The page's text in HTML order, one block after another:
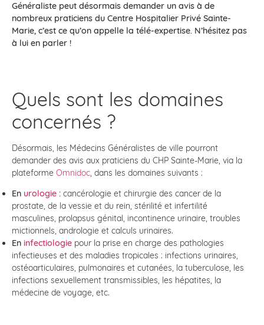
Généraliste peut désormais demander un avis à de
nombreux praticiens du Centre Hospitalier Privé Sainte-
Marie, c’est ce qu’on appelle la télé-expertise. N’hésitez pas
à lui en parler !
Quels sont les domaines
concernés ?
Désormais, les Médecins Généralistes de ville pourront
demander des avis aux praticiens du CHP Sainte-Marie, via la
plateforme Omnidoc , dans les domaines suivants :
En urologie : cancérologie et chirurgie des cancer de la
prostate, de la vessie et du rein, stérilité et infertilité
masculines, prolapsus génital, incontinence urinaire, troubles
mictionnels, andrologie et calculs urinaires.
En infectiologie pour la prise en charge des pathologies
infectieuses et des maladies tropicales : infections urinaires,
ostéoarticulaires, pulmonaires et cutanées, la tuberculose, les
infections sexuellement transmissibles, les hépatites, la
médecine de voyage, etc.